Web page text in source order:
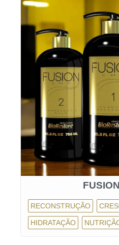
RECONSTRUÇÃO
HIDRATAÇÃO